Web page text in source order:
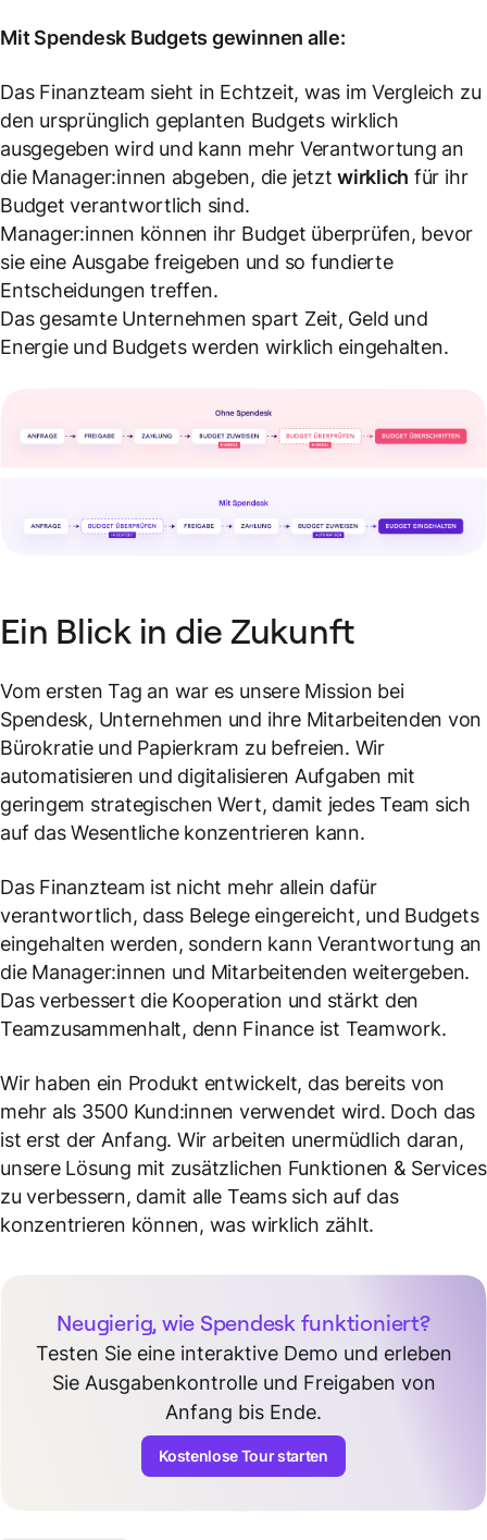
Mit Spendesk Budgets gewinnen alle:
Das Finanzteam sieht in Echtzeit, was im Vergleich zu
den ursprünglich geplanten Budgets wirklich
ausgegeben wird und kann mehr Verantwortung an
die Manager:innen abgeben, die jetztwirklich für ihr
Budget verantwortlich sind.
Manager:innen können ihr Budget überprüfen, bevor
sie eine Ausgabe freigeben und so fundierte
Entscheidungen treffen.
Das gesamte Unternehmen spart Zeit, Geld und
Energie und Budgets werden wirklich eingehalten.
Ein Blick in die Zukunft
Vom ersten Tag an war es unsere Mission bei
Spendesk, Unternehmen und ihre Mitarbeitenden von
Bürokratie und Papierkram zu befreien. Wir
automatisieren und digitalisieren Aufgaben mit
geringem strategischen Wert, damit jedes Team sich
auf das Wesentliche konzentrieren kann.
Das Finanzteam ist nicht mehr allein dafür
verantwortlich, dass Belege eingereicht, und Budgets
eingehalten werden, sondern kann Verantwortung an
die Manager:innen und Mitarbeitenden weitergeben.
Das verbessert die Kooperation und stärkt den
Teamzusammenhalt, denn Finance ist Teamwork.
Wir haben ein Produkt entwickelt, das bereits von
mehr als 3500 Kund:innen verwendet wird. Doch das
ist erst der Anfang. Wir arbeiten unermüdlich daran,
unsere Lösung mit zusätzlichen Funktionen & Services
zu verbessern, damit alle Teams sich auf das
konzentrieren können, was wirklich zählt.
Neugierig, wie Spendesk funktioniert?
Testen Sie eine interaktive Demo und erleben
Sie Ausgabenkontrolle und Freigaben von
Anfang bis Ende.
Kostenlose Tour starten